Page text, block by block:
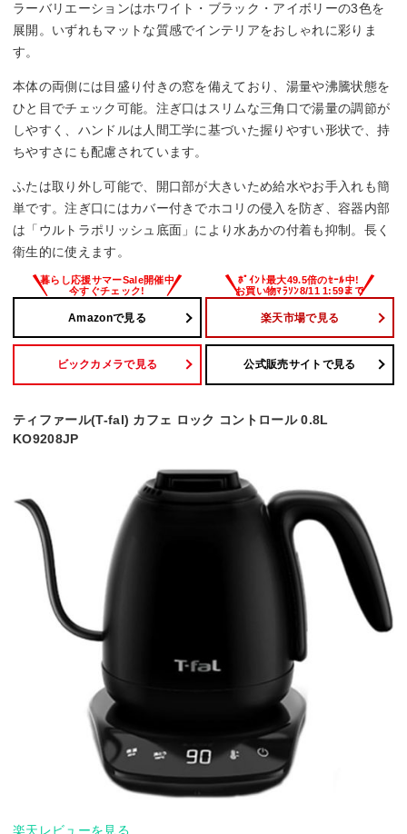
転倒湯漏れ防止
○
蓋の取り外し
○
ラーバリエーションはホワイト・ブラック・アイボリーの3色を
展開。いずれもマットな質感でインテリアをおしゃれに彩りま
す。
本体の両側には目盛り付きの窓を備えており、湯量や沸騰状態を
ひと目でチェック可能。注ぎ口はスリムな三角口で湯量の調節が
しやすく、ハンドルは人間工学に基づいた握りやすい形状で、持
ちやすさにも配慮されています。
ふたは取り外し可能で、開口部が大きいため給水やお手入れも簡
単です。注ぎ口にはカバー付きでホコリの侵入を防ぎ、容器内部
は「ウルトラポリッシュ底面」により水あかの付着も抑制。長く
衛生的に使えます。
Amazonで見る 楽天市場で見る
ビックカメラで見る 公式販売サイトで見る
ティファール(T-fal) カフェ ロック コントロール 0.8L
KO9208JP
楽天レビューを見る